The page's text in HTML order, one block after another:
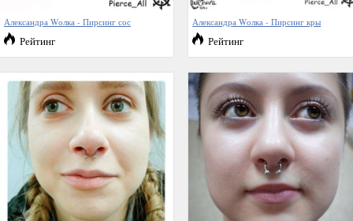
Александра Wолка - Пирсинг сос
Рейтинг
Александра Wолка - Пирсинг кры
Рейтинг